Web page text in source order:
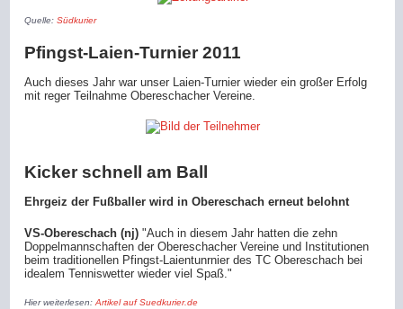
Quelle:Südkurier
Pfingst-Laien-Turnier 2011
Auch dieses Jahr war unser Laien-Turnier wieder ein großer Erfolg
mit reger Teilnahme Obereschacher Vereine.
Kicker schnell am Ball
Ehrgeiz der Fußballer wird in Obereschach erneut belohnt
VS-Obereschach (nj) "Auch in diesem Jahr hatten die zehn
Doppelmannschaften der Obereschacher Vereine und Institutionen
beim traditionellen Pfingst-Laientunrnier des TC Obereschach bei
idealem Tenniswetter wieder viel Spaß."
Hier weiterlesen:Artikel auf Suedkurier.de